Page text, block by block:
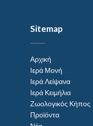
Sitemap
Αρχική
Ιερά Μονή
Ιερά Λείψανα
Ιερά Κειμήλια
Ζωολογικός Κήπος
Προϊόντα